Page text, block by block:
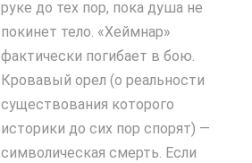
руке до тех пор, пока душа не
покинет тело. «Хеймнар»
фактически погибает в бою.
Кровавый орел (о реальности
существования которого
историки до сих пор спорят) —
символическая смерть. Если